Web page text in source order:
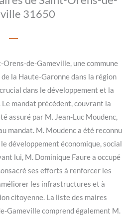
31650
Orens-de-Gameville, une commune
la Haute-Garonne dans la région
dans le développement et la
mandat précédent, couvrant la
assuré par M. Jean-Luc Moudenc,
mandat. M. Moudenc a été reconnu
développement économique, social
lui, M. Dominique Faure a occupé
ses efforts à renforcer les
les infrastructures et à
citoyenne. La liste des maires
Gameville comprend également M.